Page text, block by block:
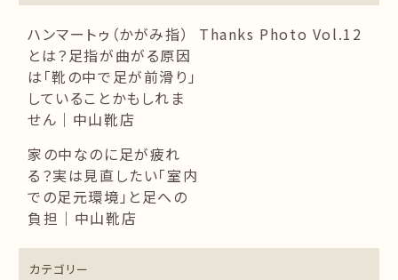
ハンマートゥ（かがみ指）
とは？足指が曲がる原因
は「靴の中で足が前滑り」
していることかもしれま
せん｜中山靴店
Thanks Photo Vol.12
家の中なのに足が疲れ
る？実は見直したい「室内
での足元環境」と足への
負担｜中山靴店
カテゴリー